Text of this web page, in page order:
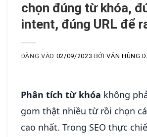
chọn đúng từ khóa,
intent, đúng URL để
ĐĂNG VÀO 02/09/2023 BỞIVĂN HÙNG
Phân tích từ khóa không
gom thật nhiều từ rồi chọn
cao nhất. Trong SEO thực